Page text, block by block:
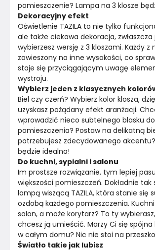
pomieszczenie? Lampa na 3 klosze
Dekoracyjny efekt
Oświetlenie TAZILA to nie tylko
ale także ciekawa dekoracja, zwłaszcza
wybierzesz wersję z 3 kloszami. Każdy z
zawieszony na inne wysokości, co
staje się przyciągającym uwagę
wystroju.
Wybierz jeden z klasycznych
Biel czy czerń? Wybierz kolor klosza,
uzyskasz pożądany efekt aranżacji.
wprowadzić nieco subtelnego blasku do
pomieszczenia? Postaw na delikatną
potrzebujesz zdecydowanego
będzie idealna!
Do kuchni, sypialni i salonu
Im prostsze rozwiązanie, tym lepiej
większości pomieszczeń. Dokładnie tak
lampą wiszącą TAZILA, która stanie się
ozdobą każdego pomieszczenia.
salon, a może korytarz? To ty
chcesz ją umieścić. Marzy Ci się
w całym domu? Nic nie stoi na
Światło takie jak lubisz